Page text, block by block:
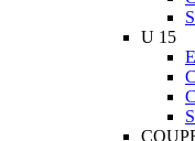
U 15